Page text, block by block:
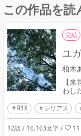
この作品を読
完結
ユ
柏木
【
わし
R18 シリアス
12話 / 10,103文字 / 11